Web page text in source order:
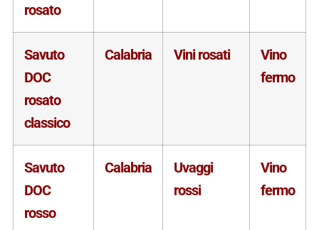
rosato
Savuto
DOC
rosato
classico
Calabria Vini rosati
Vino
fermo
Savuto
DOC
rosso
Calabria
Uvaggi
rossi
Vino
fermo